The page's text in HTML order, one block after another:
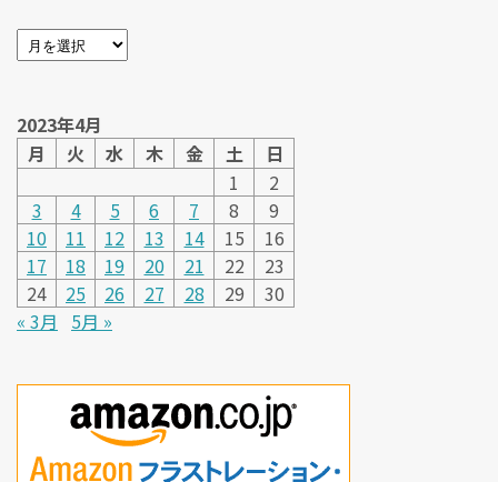
2023年4月
月
火 水 木 金 土
日
1
2
3
4 5 6 7 8
9
10
11 12 13 14 15
16
17
18 19 20 21 22
23
24
25 26 27 28 29
30
« 3月
5月 »